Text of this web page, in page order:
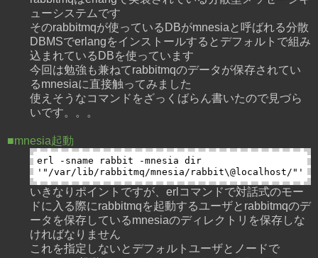
ューシステムです
そのrabbitmqが使っているDBがmnesiaと呼ばれる分散
DBMSでerlangをインストールするとデフォルトで組み
込まれているDBを使っています
今回は勉強も兼ねてrabbitmqのデータが保存されてい
るmnesiaに直接触ってみました
使えそうなコマンドをざっくばらん書いたので見づら
いです。。。
■mnesia起動
erl -sname rabbit -mnesia dir
いきなりポイントですが、erlコマンドで対話式のモー
ドに入る際にrabbitmqを起動するユーザとrabbitmqのデ
ータを保存しているmnesiaのディレクトリを保存しな
ければなりません
これを指定しないとデフォルトユーザとノードで